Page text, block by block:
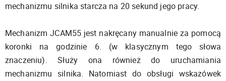
mechanizmu silnika starcza na 20 sekund jego pracy.
Mechanizm JCAM55 jest nakręcany manualnie za pomocą
koronki na godzinie 6. (w klasycznym tego słowa
znaczeniu). Służy ona również do uruchamiania
mechanizmu silnika. Natomiast do obsługi wskazówek